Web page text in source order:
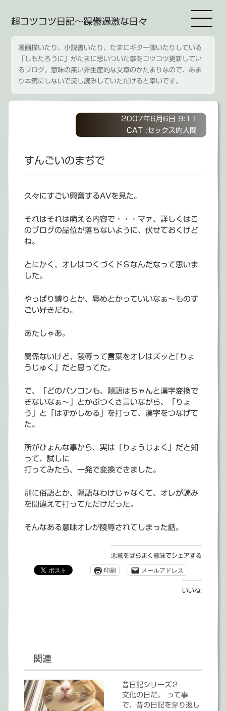
超コツコツ日記～躁鬱過激な日々
漫画描いたり、小説書いたり、たまにギター弾いたりしている
「しもたろうに」がたまに思いついた事をコツコツ更新してい
るブログ。意味の無い非生産的な文章のかたまりなので、あま
り本気にしないで流し読みしていただけると幸いです。
2007年6月6日 9:11
CAT :セックス的人間
すんごいのまぢで
久々にすごい興奮するAVを見た。
それはそれは萌える内容で・・・マァ、詳しくはこ
のブログの品位が落ちないように、伏せておくけど
ね。
とにかく、オレはつくづくドＳなんだなって思いま
した。
やっぱり縛りとか、辱めとかっていいなぁ～ものす
ごい好きだわ。
あたしゃあ。
関係ないけど、陵辱って言葉をオレはズッと｢りょ
うじゅく」だと思ってた。
で、「どのパソコンも、隠語はちゃんと漢字変換で
きないなぁ～」とかぶつくさ言いながら、「りょ
う」と「はずかしめる」を打って、漢字をつなげて
た。
所がひょんな事から、実は「りょうじょく」だと知
って、試しに
打ってみたら、一発で変換できました。
別に俗語とか、隠語なわけじゃなくて、オレが読み
を間違えて打ってただけだった。
そんなある意味オレが陵辱されてしまった話。
悪意をばらまく意味でシェアする
印刷 メールアドレス
いいね:
関連
昔日記シリーズ２
文化の日だ。 って事
で、昔の日記を穿り返し